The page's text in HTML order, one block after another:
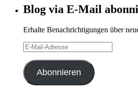
Blog via E-Mail
Erhalte Benachrichtigungen über
E-
Mail-
Adresse
Abonnieren